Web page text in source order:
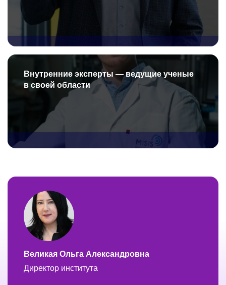
Внутренние эксперты — ведущие ученые
в своей области
Великая Ольга Александровна
Директор института